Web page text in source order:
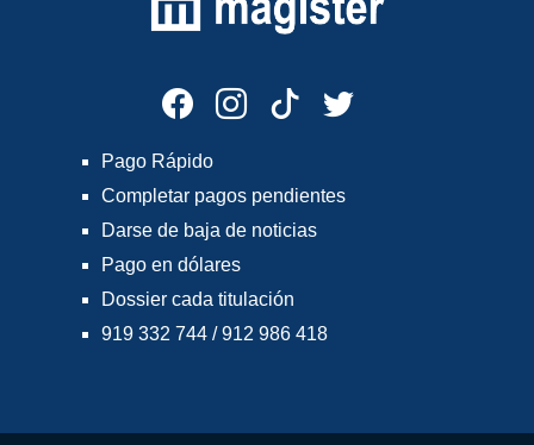
Pago Rápido
Completar pagos pendientes
Darse de baja de noticias
Pago en dólares
Dossier cada titulación
919 332 744 / 912 986 418